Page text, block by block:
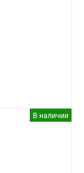
В наличии